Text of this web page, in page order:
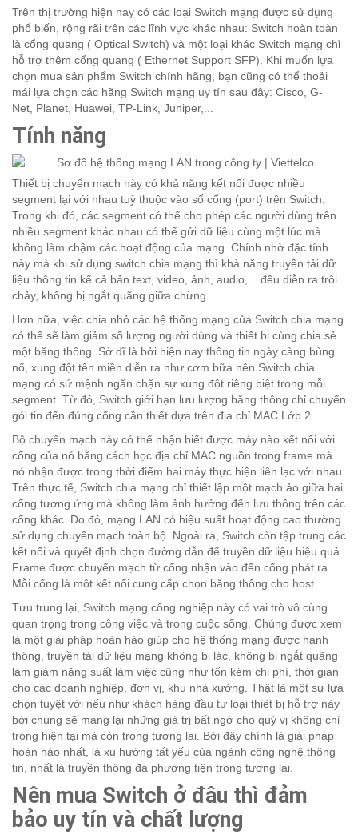
Trên thị trường hiện nay có các loại Switch mạng được sử dụng
phổ biến, rộng rãi trên các lĩnh vực khác nhau: Switch hoàn toàn
là cổng quang ( Optical Switch) và một loại khác Switch mạng chỉ
hỗ trợ thêm cổng quang ( Ethernet Support SFP). Khi muốn lựa
chọn mua sản phẩm Switch chính hãng, bạn cũng có thể thoải
mái lựa chọn các hãng Switch mạng uy tín sau đây: Cisco, G-
Net, Planet, Huawei, TP-Link, Juniper,...
Tính năng
Thiết bị chuyển mạch này có khả năng kết nối được nhiều
segment lại với nhau tuỳ thuộc vào số cổng (port) trên Switch.
Trong khi đó, các segment có thể cho phép các người dùng trên
nhiều segment khác nhau có thể gửi dữ liệu cùng một lúc mà
không làm chậm các hoạt động của mạng. Chính nhờ đặc tính
này mà khi sử dụng switch chia mạng thì khả năng truyền tải dữ
liệu thông tin kể cả bản text, video, ảnh, audio,... đều diễn ra trôi
chảy, không bị ngắt quãng giữa chừng.
Hơn nữa, việc chia nhỏ các hệ thống mạng của Switch chia mạng
có thể sẽ làm giảm số lượng người dùng và thiết bị cùng chia sẻ
một băng thông. Sở dĩ là bởi hiện nay thông tin ngày càng bùng
nổ, xung đột tên miền diễn ra như cơm bữa nên Switch chia
mạng có sứ mệnh ngăn chặn sự xung đột riêng biệt trong mỗi
segment. Từ đó, Switch giới hạn lưu lượng băng thông chỉ chuyển
gói tin đến đúng cổng cần thiết dựa trên địa chỉ MAC Lớp 2.
Bộ chuyển mạch này có thể nhận biết được máy nào kết nối với
cổng của nó bằng cách học địa chỉ MAC nguồn trong frame mà
nó nhận được trong thời điểm hai máy thực hiện liên lạc với nhau.
Trên thực tế, Switch chia mạng chỉ thiết lập một mạch ảo giữa hai
cổng tương ứng mà không làm ảnh hưởng đến lưu thông trên các
cổng khác. Do đó, mạng LAN có hiệu suất hoạt động cao thường
sử dụng chuyển mạch toàn bộ. Ngoài ra, Switch còn tập trung các
kết nối và quyết định chọn đường dẫn để truyền dữ liệu hiệu quả.
Frame được chuyển mạch từ cổng nhận vào đến cổng phát ra.
Mỗi cổng là một kết nối cung cấp chọn băng thông cho host.
Tựu trung lại, Switch mạng công nghiệp này có vai trò vô cùng
quan trọng trong công việc và trong cuộc sống. Chúng được xem
là một giải pháp hoàn hảo giúp cho hệ thống mạng được hanh
thông, truyền tải dữ liệu mạng không bị lác, không bị ngắt quãng
làm giảm năng suất làm việc cũng như tốn kém chi phí, thời gian
cho các doanh nghiệp, đơn vị, khu nhà xưởng. Thật là một sự lựa
chọn tuyệt vời nếu như khách hàng đầu tư loại thiết bị hỗ trợ này
bởi chúng sẽ mang lại những giá trị bất ngờ cho quý vị không chỉ
trong hiện tại mà còn trong tương lai. Bởi đây chính là giải pháp
hoàn hảo nhất, là xu hướng tất yếu của ngành công nghệ thông
tin, nhất là truyền thông đa phương tiện trong tương lai.
Nên mua Switch ở đâu thì đảm
bảo uy tín và chất lượng